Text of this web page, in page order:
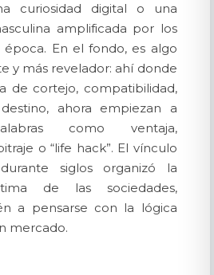
curiosidad digital o una
amplificada por los
En el fondo, es algo
y más revelador: ahí donde
de cortejo, compatibilidad,
ahora empiezan a
como ventaja,
o “life hack”. El vínculo
siglos organizó la
de las sociedades,
a pensarse con la lógica
mercado.